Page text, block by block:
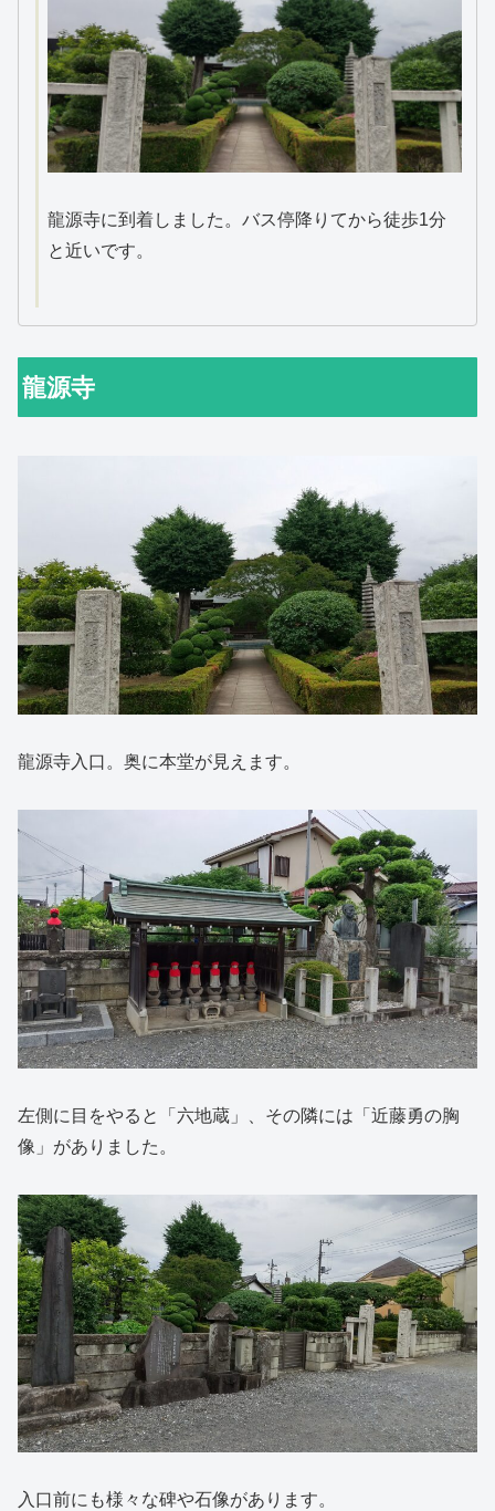
龍源寺に到着しました。バス停降りてから徒歩1分
と近いです。
龍源寺
龍源寺入口。奥に本堂が見えます。
左側に目をやると「六地蔵」、その隣には「近藤勇の胸
像」がありました。
入口前にも様々な碑や石像があります。